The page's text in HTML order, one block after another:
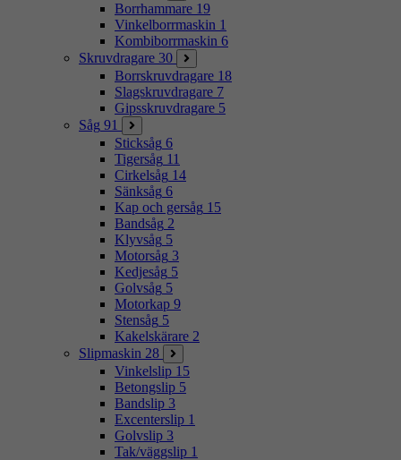
Borrhammare 19
Vinkelborrmaskin 1
Kombiborrmaskin 6
Skruvdragare 30
Borrskruvdragare 18
Slagskruvdragare 7
Gipsskruvdragare 5
Såg 91
Sticksåg 6
Tigersåg 11
Cirkelsåg 14
Sänksåg 6
Kap och gersåg 15
Bandsåg 2
Klyvsåg 5
Motorsåg 3
Kedjesåg 5
Golvsåg 5
Motorkap 9
Stensåg 5
Kakelskärare 2
Slipmaskin 28
Vinkelslip 15
Betongslip 5
Bandslip 3
Excenterslip 1
Golvslip 3
Tak/väggslip 1